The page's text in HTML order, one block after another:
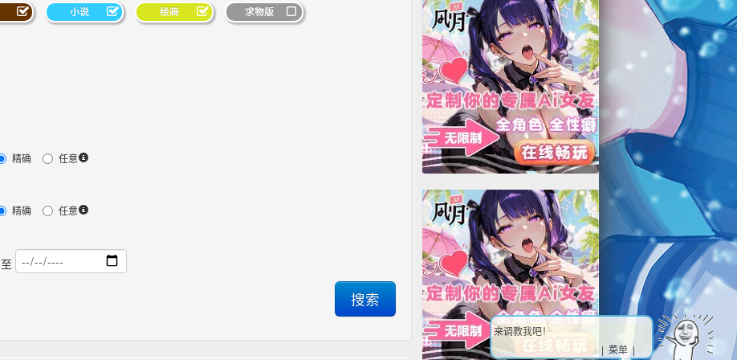
小说 绘画 求物版
精确 任意
精确 任意
至
来调教我吧！
| 菜单 |